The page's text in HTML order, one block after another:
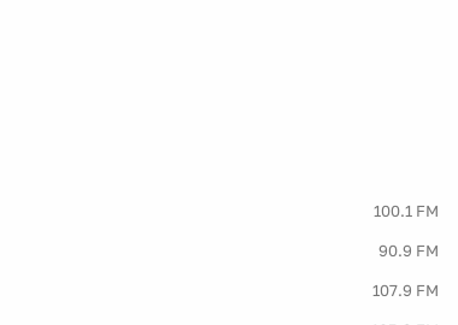
100.1 FM
90.9 FM
107.9 FM